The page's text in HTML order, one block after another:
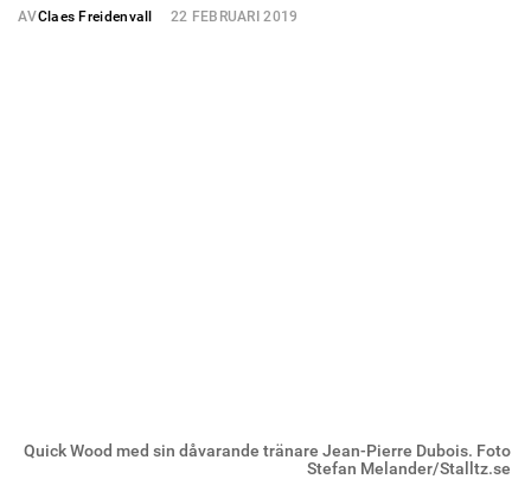
AVClaes Freidenvall 22 FEBRUARI 2019
Quick Wood med sin dåvarande tränare Jean-Pierre Dubois. Foto
Stefan Melander/Stalltz.se